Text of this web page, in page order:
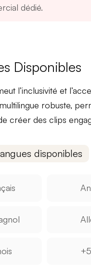
dédié.
Disponibles
l’inclusivité et
robuste,
créer des clips
disponibles